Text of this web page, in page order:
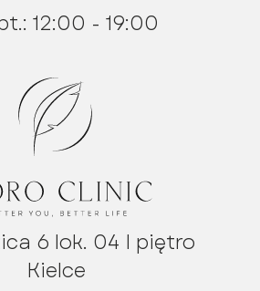
12:00 - 19:00
6 lok. 04 I piętro
Kielce